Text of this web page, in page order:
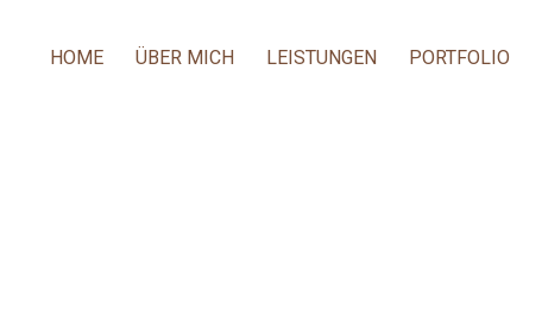
HOME ÜBER MICH LEISTUNGEN PORTFOLIO